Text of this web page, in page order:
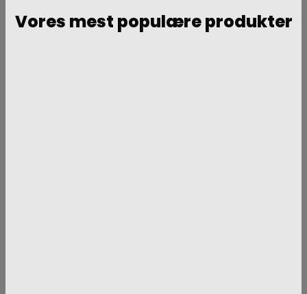
Vores mest populære produkter